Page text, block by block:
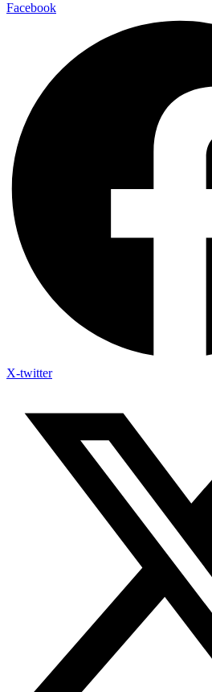
Facebook
X-twitter